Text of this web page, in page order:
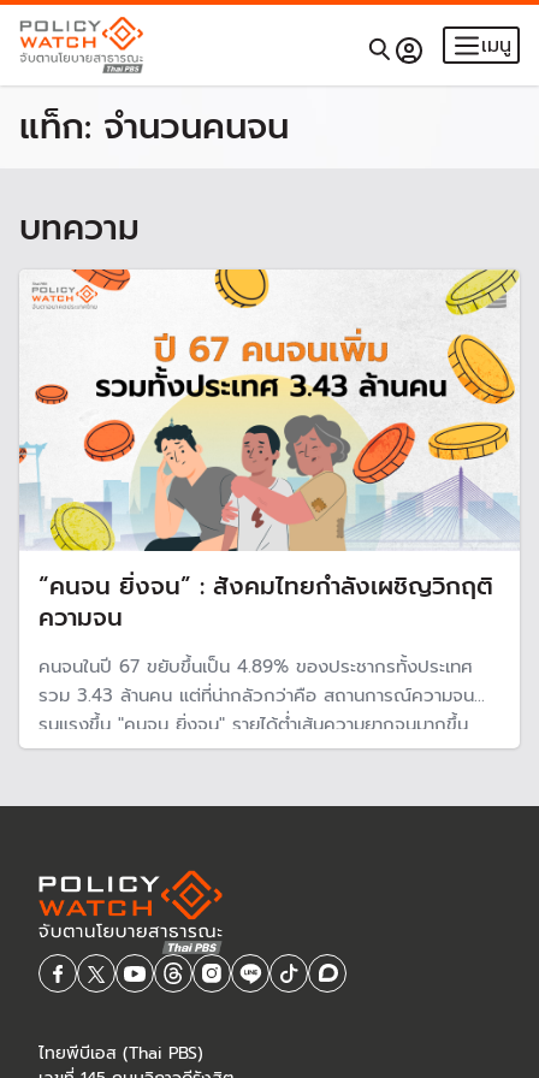
เมนู
แท็ก: จำนวนคนจน
บทความ
“คนจน ยิ่งจน” : สังคมไทยกำลังเผชิญวิกฤติ
ความจน
คนจนในปี 67 ขยับขึ้นเป็น 4.89% ของประชากรทั้งประเทศ
รวม 3.43 ล้านคน แต่ที่น่ากลัวกว่าคือ สถานการณ์ความจน
รุนแรงขึ้น "คนจน ยิ่งจน" รายได้ต่ำเส้นความยากจนมากขึ้น
สะท้อนรายได้ไม่เพียงพอกับค่าครองชีพ
ไทยพีบีเอส (Thai PBS)